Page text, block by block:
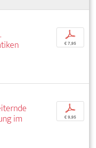
p
€ 7,95
im
p
€ 9,95